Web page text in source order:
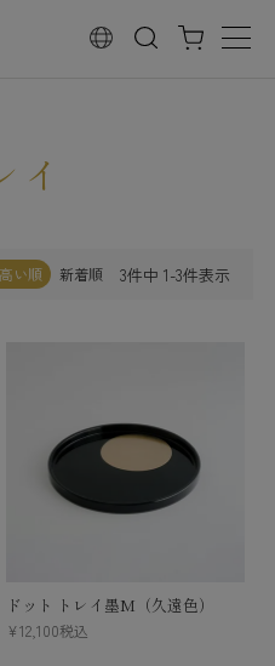
検索
イ
い順 新着順 3件中 1-3件表示
ドット トレイ墨M（久遠色）
¥12,100税込